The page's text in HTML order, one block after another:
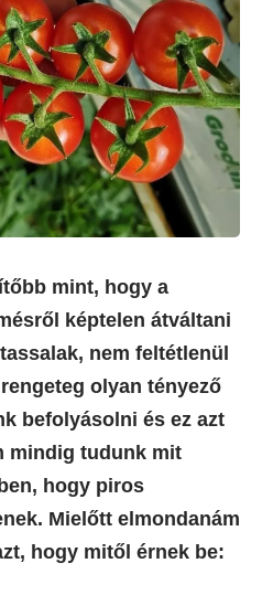
mint, hogy a
képtelen átváltani
nem feltétlenül
olyan tényező
befolyásolni és ez azt
mindig tudunk mit
hogy piros
Mielőtt elmondanám
hogy mitől érnek be: